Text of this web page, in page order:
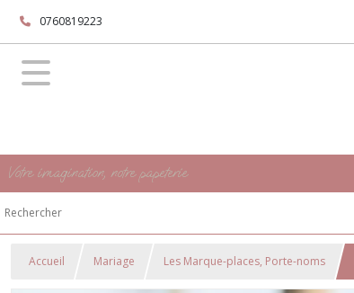
0760819223
Votre imagination, notre papeterie
Accueil Mariage Les Marque-places, Porte-noms